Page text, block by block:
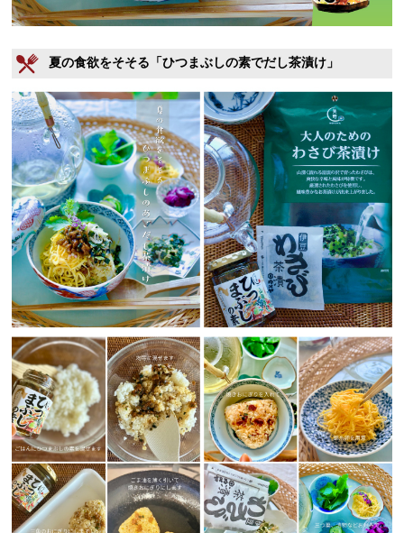
夏の食欲をそそる「ひつまぶしの素でだし茶漬け」